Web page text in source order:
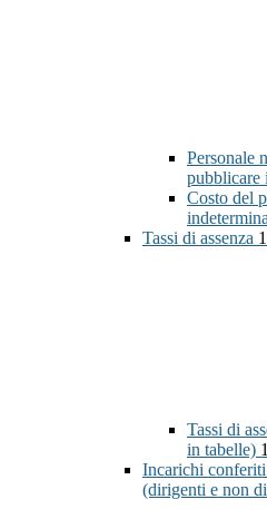
Personale
pubblicare
Costo del
Tassi di assenza
Tassi di
in tabelle)
Incarichi
(dirigenti e non